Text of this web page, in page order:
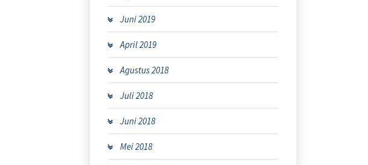
Juni 2019
April 2019
Agustus 2018
Juli 2018
Juni 2018
Mei 2018